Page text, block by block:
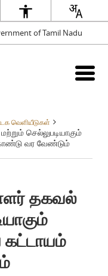
of Tamil Nadu
வெளியீடுகள்
செல்லுபடியாகும்
வர வேண்டும்
தகவல்